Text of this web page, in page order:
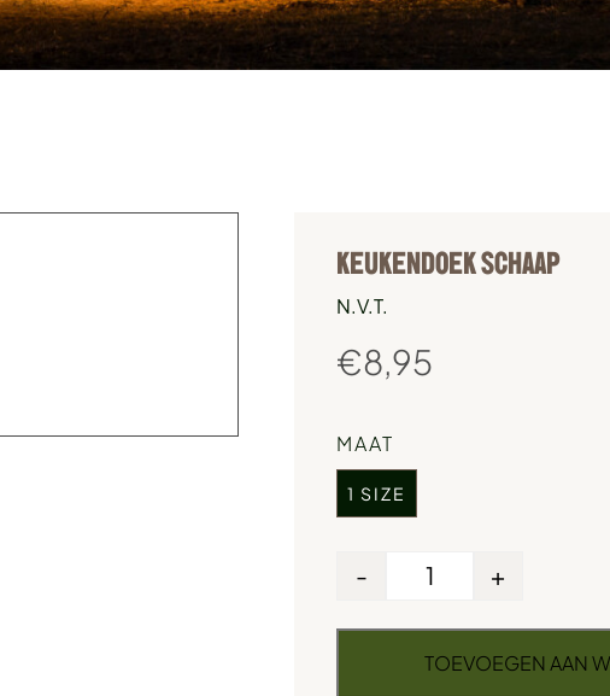
KEUKENDOEK SCHAAP
N.V.T.
€8,95
MAAT
1 SIZE
- +
TOEVOEGEN AAN